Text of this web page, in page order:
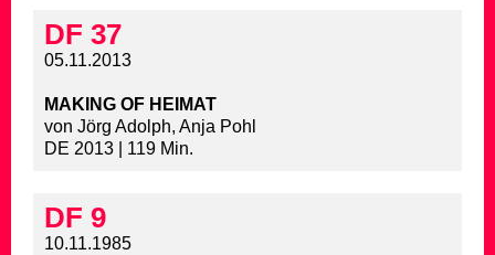
DF 37
05.11.2013
MAKING OF HEIMAT
von Jörg Adolph, Anja Pohl
DE 2013 | 119 Min.
DF 9
10.11.1985